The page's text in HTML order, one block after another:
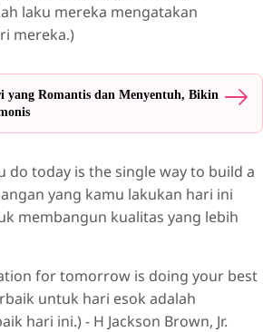
laku mereka mengatakan
mereka.)
yang Romantis dan Menyentuh, Bikin
do today is the single way to build a
yang kamu lakukan hari ini
membangun kualitas yang lebih
for tomorrow is doing your best
untuk hari esok adalah
hari ini.) - H Jackson Brown, Jr.